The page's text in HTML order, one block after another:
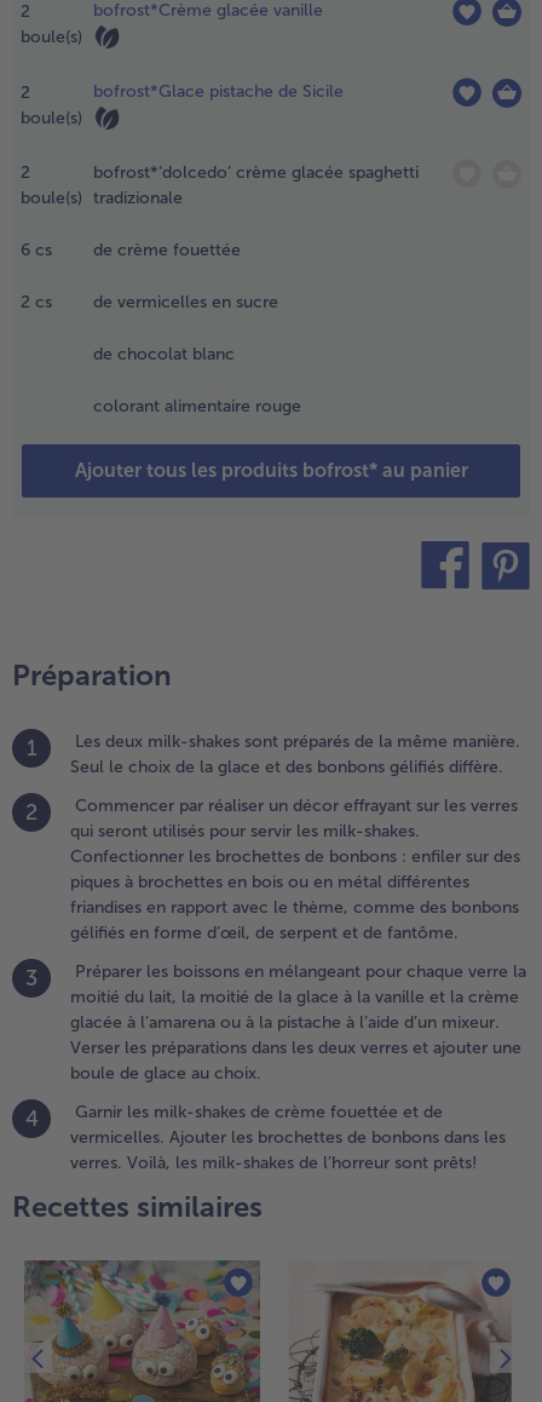
2
boule(s)
bofrost*Crème glacée vanille
2
boule(s)
bofrost*Glace pistache de Sicile
2
boule(s)
bofrost*‘dolcedo’ crème glacée spaghetti
tradizionale
6 cs de crème fouettée
2 cs de vermicelles en sucre
de chocolat blanc
colorant alimentaire rouge
Ajouter tous les produits bofrost* au panier
le
des
réaliser un
shakes.
brochettes
avec
en
d’œil,
serpent et
fantôme.
les
en
la
du
à la
à
à la
à
d’un
Préparation
1
Les deux milk-shakes sont préparés de la même manière.
Seul le choix de la glace et des bonbons gélifiés diffère.
2
Commencer par réaliser un décor effrayant sur les verres
qui seront utilisés pour servir les milk-shakes.
Confectionner les brochettes de bonbons : enfiler sur des
piques à brochettes en bois ou en métal différentes
friandises en rapport avec le thème, comme des bonbons
gélifiés en forme d’œil, de serpent et de fantôme.
3
Préparer les boissons en mélangeant pour chaque verre la
moitié du lait, la moitié de la glace à la vanille et la crème
glacée à l’amarena ou à la pistache à l’aide d’un mixeur.
Verser les préparations dans les deux verres et ajouter une
boule de glace au choix.
4
Garnir les milk-shakes de crème fouettée et de
vermicelles. Ajouter les brochettes de bonbons dans les
verres. Voilà, les milk-shakes de l’horreur sont prêts!
Recettes similaires